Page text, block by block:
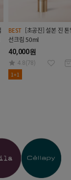
BEST
선크림 50ml
40,000원
4.8(78)
1+1